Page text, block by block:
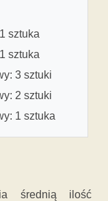
sztuka
sztuka
3 sztuki
2 sztuki
1 sztuka
średnią ilość